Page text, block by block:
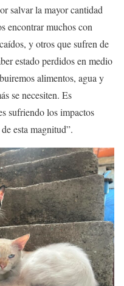
salvar la mayor cantidad
encontrar muchos con
y otros que sufren de
estado perdidos en medio
alimentos, agua y
se necesiten. Es
sufriendo los impactos
esta magnitud”.